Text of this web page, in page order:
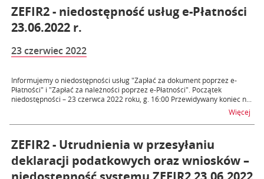
ZEFIR2 - niedostępność usług e-Płatności
23.06.2022 r.
23 czerwiec 2022
Informujemy o niedostępności usług "Zapłać za dokument poprzez e-
Płatności" i "Zapłać za należności poprzez e-Płatności". Początek
niedostępności – 23 czerwca 2022 roku, g. 16:00 Przewidywany koniec n...
Więcej
ZEFIR2 - Utrudnienia w przesyłaniu
deklaracji podatkowych oraz wniosków –